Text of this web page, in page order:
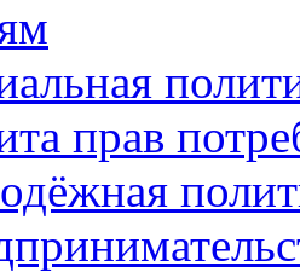
прав